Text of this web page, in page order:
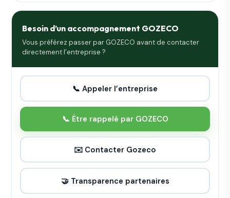
Besoin d’un accompagnement GOZECO
Vous préférez passer par GOZECO avant de contacter
directement l’entreprise ?
📞 Appeler l’entreprise
📞 Être rappelé par GOZECO
✉️ Contacter Gozeco
🤝 Transparence partenaires